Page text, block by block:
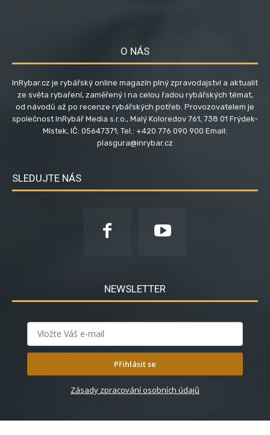
O NÁS
InRybar.cz je rybářský online magazín plný zpravodajství a aktualit
ze světa rybaření, zaměřený i na celou řadou rybářských témat,
od návodů až po recenze rybářských potřeb. Provozovatelem je
společnost InRybář Media s.r.o., Malý Koloredov 761, 738 01 Frýdek-
Místek, IČ: 05647371; Tel.: +420 776 090 900 Email:
plasgura@inrybar.cz
SLEDUJTE NÁS
NEWSLETTER
Přihlásit se
Zásady zpracování osobních údajů